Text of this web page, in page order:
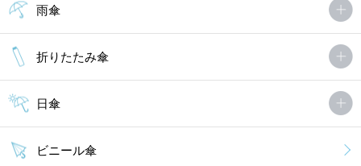
雨傘
折りたたみ傘
日傘
ビニール傘